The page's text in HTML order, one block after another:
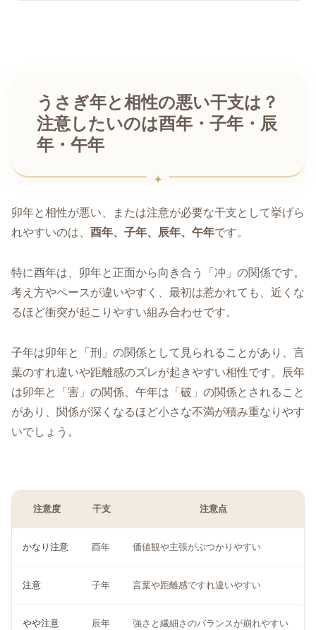
うさぎ年と相性の悪い干支は？
注意したいのは酉年・子年・辰
年・午年
卯年と相性が悪い、または注意が必要な干支として挙げら
れやすいのは、 酉年、子年、辰年、午年です。
特に酉年は、卯年と正面から向き合う「冲」の関係です。
考え方やペースが違いやすく、最初は惹かれても、近くな
るほど衝突が起こりやすい組み合わせです。
子年は卯年と「刑」の関係として見られることがあり、言
葉のすれ違いや距離感のズレが起きやすい相性です。辰年
は卯年と「害」の関係、午年は「破」の関係とされること
があり、関係が深くなるほど小さな不満が積み重なりやす
いでしょう。
注意度 干支 注意点
かなり注意 酉年 価値観や主張がぶつかりやすい
注意 子年 言葉や距離感ですれ違いやすい
やや注意 辰年 強さと繊細さのバランスが崩れやすい